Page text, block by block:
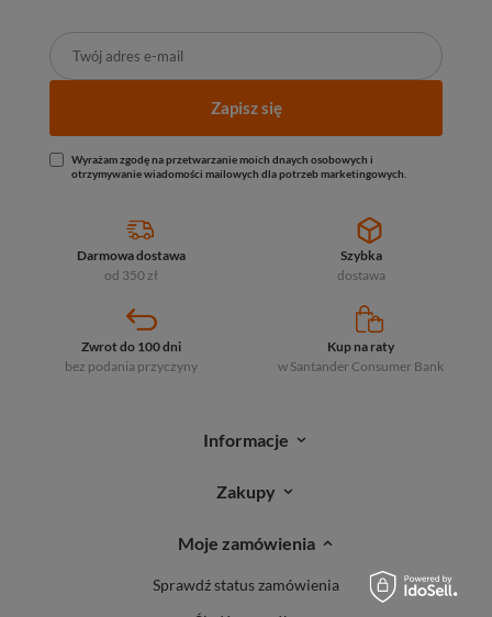
Zapisz się
Wyrażam zgodę na przetwarzanie moich dnaych osobowych i
otrzymywanie wiadomości mailowych dla potrzeb marketingowych.
Darmowa dostawa
od 350 zł
Szybka
dostawa
Zwrot do 100 dni
bez podania przyczyny
Kup na raty
w Santander Consumer Bank
Informacje
Zakupy
Moje zamówienia
Sprawdź status zamówienia